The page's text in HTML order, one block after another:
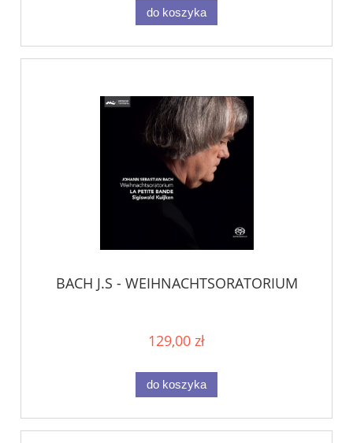
do koszyka
BACH J.S - WEIHNACHTSORATORIUM
129,00 zł
do koszyka